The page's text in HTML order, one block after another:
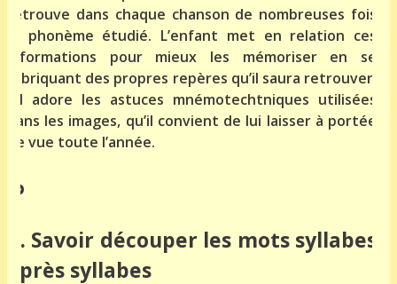
retrouve dans chaque chanson de nombreuses fois
le phonème étudié. L’enfant met en relation ces
informations pour mieux les mémoriser en se
fabriquant des propres repères qu’il saura retrouver.
Il adore les astuces mnémotechtniques utilisées
dans les images, qu’il convient de lui laisser à portée
de vue toute l’année.
b. Savoir découper les mots syllabes
après syllabes